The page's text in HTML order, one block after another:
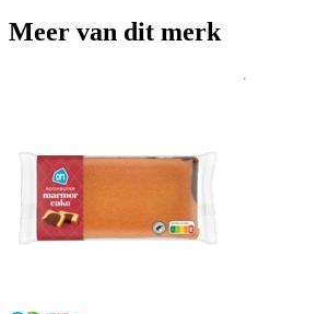
Meer van dit merk